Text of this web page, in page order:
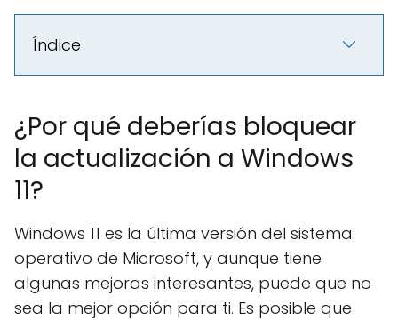
Índice
¿Por qué deberías bloquear
la actualización a Windows
11?
Windows 11 es la última versión del sistema
operativo de Microsoft, y aunque tiene
algunas mejoras interesantes, puede que no
sea la mejor opción para ti. Es posible que